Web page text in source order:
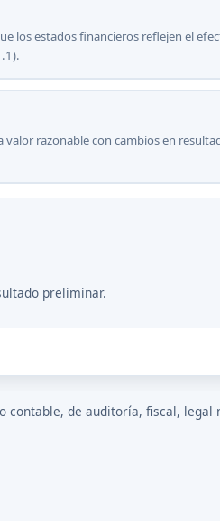
los estados financieros reflejen el
razonable con cambios en
preliminar.
contable, de auditoría, fiscal, legal